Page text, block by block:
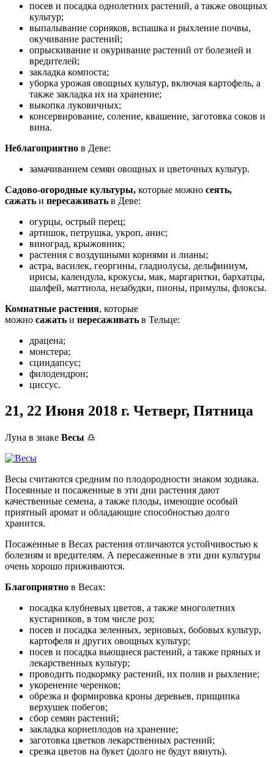
посев и посадка однолетних растений, а также овощных
культур;
выпалывание сорняков, вспашка и рыхление почвы,
окучивание растений;
опрыскивание и окуривание растений от болезней и
вредителей;
закладка компоста;
уборка урожая овощных культур, включая картофель, а
также закладка их на хранение;
выкопка луковичных;
консервирование, соление, квашение, заготовка соков и
вина.
Неблагоприятно в Деве:
замачиванием семян овощных и цветочных культур.
Садово-огородные культуры, которые можно сеять,
сажать и пересаживать в Деве:
огурцы, острый перец;
артишок, петрушка, укроп, анис;
виноград, крыжовник;
растения с воздушными корнями и лианы;
астра, василек, георгины, гладиолусы, дельфиниум,
ирисы, календула, крокусы, мак, маргаритки, бархатцы,
шалфей, маттиола, незабудки, пионы, примулы, флоксы.
Комнатные растения, которые
можно сажать и пересаживать в Тельце:
драцена;
монстера;
сциндапсус;
филодендрон;
циссус.
21, 22 Июня 2018 г. Четверг, Пятница
Луна в знаке Весы ♎
Весы считаются средним по плодородности знаком зодиака.
Посеянные и посаженные в эти дни растения дают
качественные семена, а также плоды, имеющие особый
приятный аромат и обладающие способностью долго
хранится.
Посаженные в Весах растения отличаются устойчивостью к
болезням и вредителям. А пересаженные в эти дни культуры
очень хорошо приживаются.
Благоприятно в Весах:
посадка клубневых цветов, а также многолетних
кустарников, в том числе роз;
посев и посадка зеленных, зерновых, бобовых культур,
картофеля и других овощных культур;
посев и посадка вьющиеся растений, а также пряных и
лекарственных культур;
проводить подкормку растений, их полив и рыхление;
укоренение черенков;
обрезка и формировка кроны деревьев, прищипка
верхушек побегов;
сбор семян растений;
закладка корнеплодов на хранение;
заготовка цветков лекарственных растений;
срезка цветов на букет (долго не будут вянуть).